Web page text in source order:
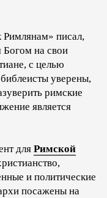
Римлянам» писал,
Богом на свои
с целью
уверены,
римские
является
для Римской
и политические
посажены на